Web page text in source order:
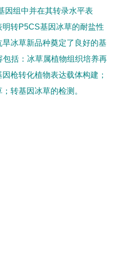
因组中并在其转录水平表
明转P5CS基因冰草的耐盐性
冰草新品种奠定了良好的基
包括：冰草属植物组织培养再
枪转化植物表达载体构建；
转基因冰草的检测。